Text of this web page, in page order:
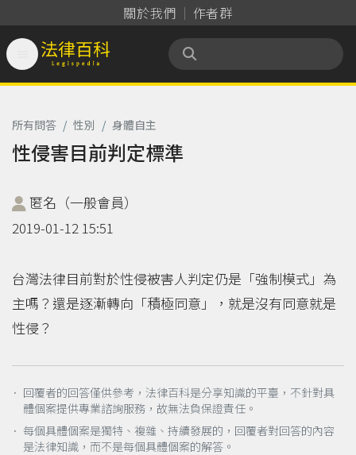
關於我們 作者群
法律百科 Legispedia
所有問答 / 性別 / 身體自主
性侵害目前判定標準
匿名（一般會員）
2019-01-12 15:51
台灣法律目前對於性侵被害人判定仍是「強制模式」為
主嗎？還是逐漸轉向「積極同意」，就是沒有同意就是
性侵？
． 回覆者的回答僅供參考，法律百科是分享知識的平臺，不針對具
體個案提供專業諮詢服務，故無法負保證責任。
． 每個具體個案是獨特、複雜、持續發展的，回覆者對回答的內容
是法律知識，而不是每個具體個案的解答。